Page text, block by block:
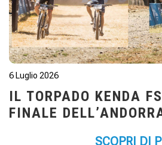
6 Luglio 2026
IL TORPADO KENDA
FINALE
SCOPRI DI